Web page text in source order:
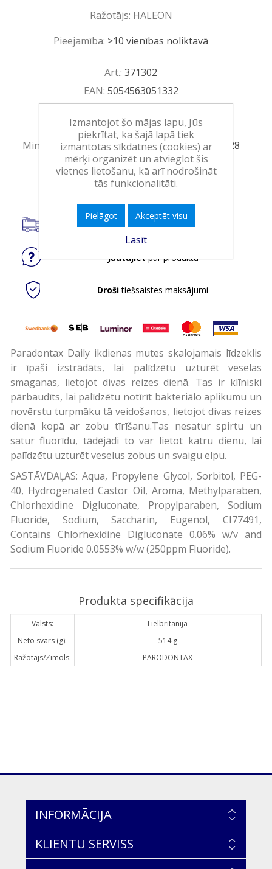
Ražotājs: HALEON
Pieejamība: >10 vienības noliktavā
Art.: 371302
EAN: 5054563051332
Iepakojumā:8
Minimālais daudzums:1
Minimālais preces derīguma termiņš:27.04.2028
Ielikt grozā
Piegāde visā Latvijā.
Jautājietpar produktu
Drošitiešsaistes maksājumi
Paradontax Daily ikdienas mutes skalojamais līdzeklis
ir īpaši izstrādāts, lai palīdzētu uzturēt veselas
smaganas, lietojot divas reizes dienā. Tas ir klīniski
pārbaudīts, lai palīdzētu notīrīt bakteriālo aplikumu un
novērstu turpmāku tā veidošanos, lietojot divas reizes
dienā kopā ar zobu tīrīšanu.Tas nesatur spirtu un
satur fluorīdu, tādējādi to var lietot katru dienu, lai
palīdzētu uzturēt veselus zobus un svaigu elpu.
SASTĀVDAĻAS: Aqua, Propylene Glycol, Sorbitol, PEG-
40, Hydrogenated Castor Oil, Aroma, Methylparaben,
Chlorhexidine Digluconate, Propylparaben, Sodium
Fluoride, Sodium, Saccharin, Eugenol, CI77491,
Contains Chlorhexidine Digluconate 0.06% w/v and
Sodium Fluoride 0.0553% w/w (250ppm Fluoride).
Produkta specifikācija
Valsts:
Lielbritānija
Neto svars (g):
514 g
Ražotājs/Zīmols:
PARODONTAX
INFORMĀCIJA
KLIENTU SERVISS
Izmantojot šo mājas lapu, Jūs
piekrītat, ka šajā lapā tiek
izmantotas sīkdatnes (cookies) ar
mērķi organizēt un atvieglot šis
vietnes lietošanu, kā arī nodrošināt
tās funkcionalitāti.
Pielāgot Akceptēt visu
Lasīt